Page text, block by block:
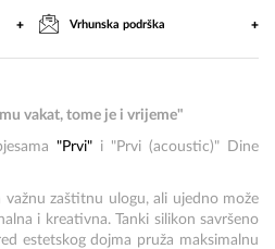
+ Vrhunska podrška +
vakat, tome je i vrijeme"
"Prvi" i "Prvi (acoustic)" Dine
zaštitnu ulogu, ali ujedno može
i kreativna. Tanki silikon savršeno
estetskog dojma pruža maksimalnu